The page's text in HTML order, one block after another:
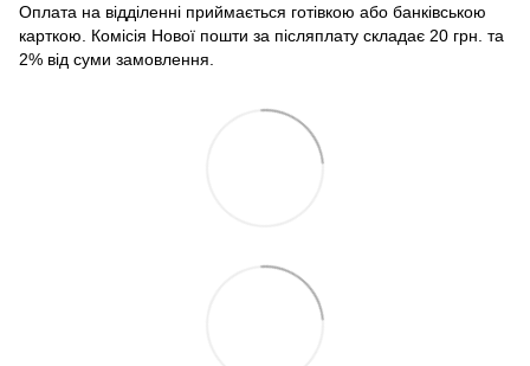
Оплата на відділенні приймається готівкою або банківською
карткою. Комісія Нової пошти за післяплату складає 20 грн. та
2% від суми замовлення.